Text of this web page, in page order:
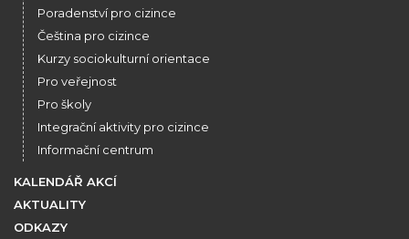
Poradenství pro cizince
Čeština pro cizince
Kurzy sociokulturní orientace
Pro veřejnost
Pro školy
Integrační aktivity pro cizince
Informační centrum
KALENDÁŘ AKCÍ
AKTUALITY
ODKAZY